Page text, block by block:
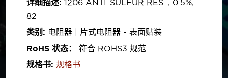
详细描述: 1206 ANTI-SULFUR RES. , 0.5%,
82
类别: 电阻器 | 片式电阻器 - 表面贴装
RoHS 状态：
符合 ROHS3 规范
规格书: 规格书